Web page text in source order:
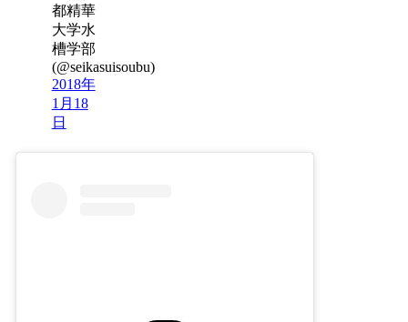
都精華
大学水
槽学部
(@seikasuisoubu)
2018年
1月18
日